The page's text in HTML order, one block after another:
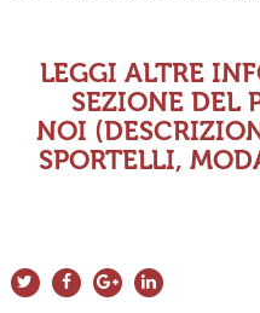
LEGGI ALTRE
SEZIONE DEL
NOI
SPORTELLI,